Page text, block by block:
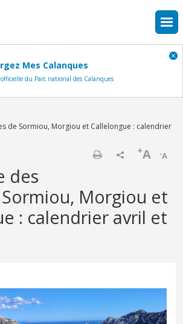
Mes Calanques
du Parc national des Calanques
de Sormiou, Morgiou et Callelongue : calendrier
-A
+A
des
Morgiou et
: calendrier avril et